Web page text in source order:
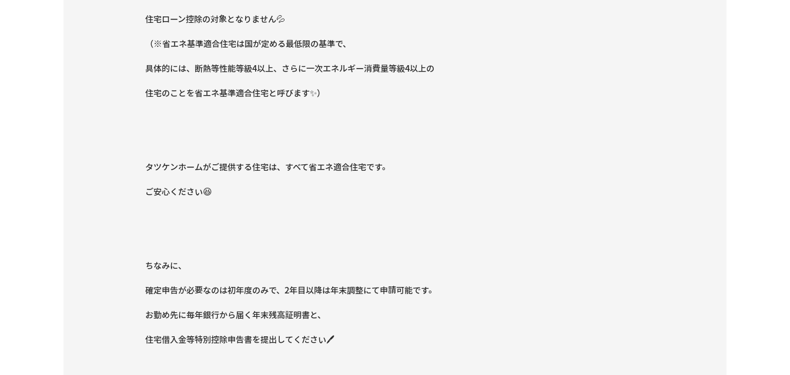
住宅ローン控除の対象となりません💦
（※省エネ基準適合住宅は国が定める最低限の基準で、
具体的には、断熱等性能等級4以上、さらに一次エネルギー消費量等級4以上の
住宅のことを省エネ基準適合住宅と呼びます✨）
タツケンホームがご提供する住宅は、すべて省エネ適合住宅です。
ご安心ください😆
ちなみに、
確定申告が必要なのは初年度のみで、2年目以降は年末調整にて申請可能です。
お勤め先に毎年銀行から届く年末残高証明書と、
住宅借入金等特別控除申告書を提出してください🖊